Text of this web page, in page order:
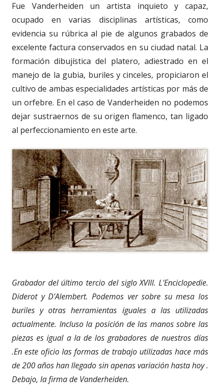
Fue Vanderheiden un artista inquieto y capaz,
ocupado en varias disciplinas artísticas, como
evidencia su rúbrica al pie de algunos grabados de
excelente factura conservados en su ciudad natal. La
formación dibujística del platero, adiestrado en el
manejo de la gubia, buriles y cinceles, propiciaron el
cultivo de ambas especialidades artísticas por más de
un orfebre. En el caso de Vanderheiden no podemos
dejar sustraernos de su origen flamenco, tan ligado
al perfeccionamiento en este arte.
Grabador del último tercio del siglo XVIII. L'Enciclopedie.
Diderot y D'Alembert. Podemos ver sobre su mesa los
buriles y otras herramientas iguales a las utilizadas
actualmente. Incluso la posición de las manos sobre las
piezas es igual a la de los grabadores de nuestros días
.En este oficio las formas de trabajo utilizadas hace más
de 200 años han llegado sin apenas variación hasta hoy .
Debajo, la firma de Vanderheiden.